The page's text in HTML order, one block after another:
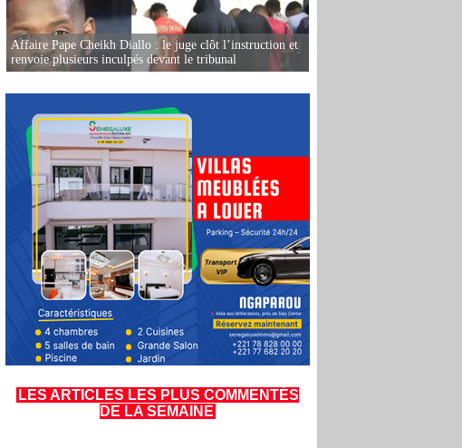
Affaire Pape Cheikh Diallo : le juge clôt l’instruction et
renvoie plusieurs inculpés devant le tribunal
LES ARTICLES LES PLUS COMMENTÉS
DE LA SEMAINE